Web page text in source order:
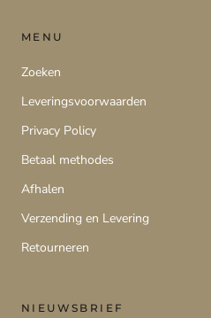
MENU
Zoeken
Leveringsvoorwaarden
Privacy Policy
Betaal methodes
Afhalen
Verzending en Levering
Retourneren
NIEUWSBRIEF